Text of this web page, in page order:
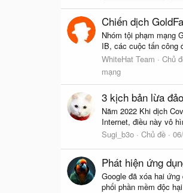
Chiến dịch
Nhóm tội phạm mạng
IB, các cuộc tấn công
WhiteHat Team
Chủ
mạng
3 kịch bản lừa
Năm 2022 Khi dịch
Internet, điều này vô
Sugi_b3o
Chủ đề
Phát hiện ứng
Google đã xóa hai
phối phần mềm độc